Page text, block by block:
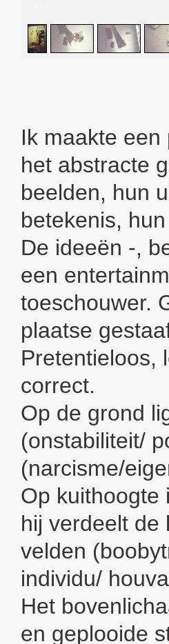
Ik maakte
het abstracte
beelden, hun
betekenis,
De ideeën -,
een
toeschouwer.
plaatse
Pretentieloos,
correct.
Op de grond
(onstabiliteit/
(narcisme/
Op kuithoogte
hij verdeelt de
velden
individu/
Het
en geplooide